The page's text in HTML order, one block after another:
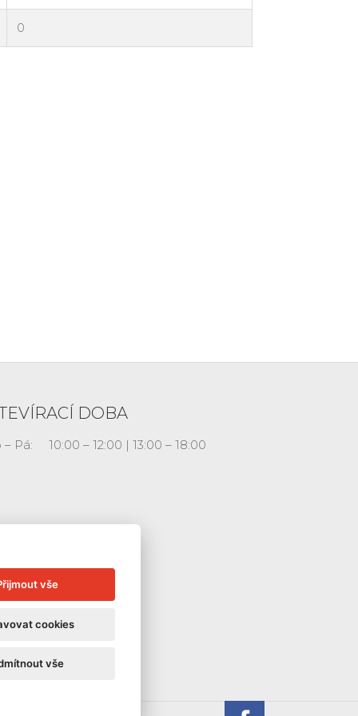
DOBA
– Pá: 10:00 – 12:00 | 13:00 – 18:00
vše
cookies
vše